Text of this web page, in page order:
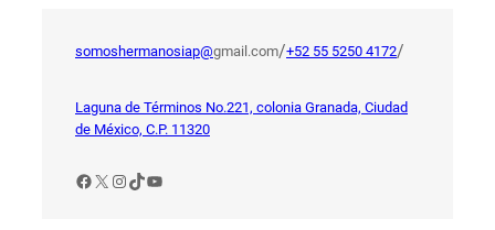
somoshermanosiap@gmail.com/+52 55 5250 4172/
Laguna de Términos No.221, colonia Granada, Ciudad
de México, C.P. 11320
Facebook
X Instagram
TikTok
YouTube